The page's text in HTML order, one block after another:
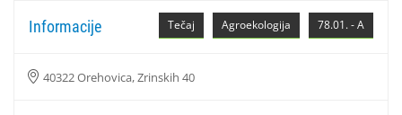
78.01. - A
Agroekologija
Tečaj
Informacije
40322 Orehovica, Zrinskih 40